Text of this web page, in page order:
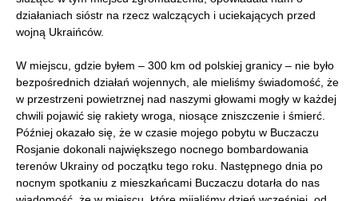
działaniach sióstr na rzecz walczących i uciekających przed
wojną Ukraińców.
W miejscu, gdzie byłem – 300 km od polskiej granicy – nie było
bezpośrednich działań wojennych, ale mieliśmy świadomość, że
w przestrzeni powietrznej nad naszymi głowami mogły w każdej
chwili pojawić się rakiety wroga, niosące zniszczenie i śmierć.
Później okazało się, że w czasie mojego pobytu w Buczaczu
Rosjanie dokonali największego nocnego bombardowania
terenów Ukrainy od początku tego roku. Następnego dnia po
nocnym spotkaniu z mieszkańcami Buczaczu dotarła do nas